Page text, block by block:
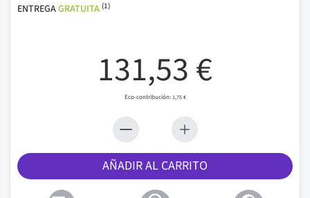
ENTREGAGRATUITA (1)
131,53 €
1,75 €
AÑADIR AL CARRITO